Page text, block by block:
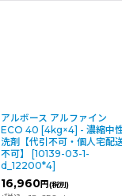
アルボース アルファイン
ECO 40 [4kg×4] - 濃縮中
洗剤【代引不可・個人宅配
不可】
[10139-03-1-
d_12200*4]
16,960円(税別)